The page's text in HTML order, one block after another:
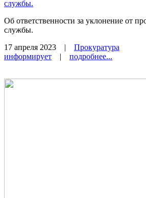
службы.
Об ответственности за уклонение от
службы.
17 апреля 2023 | Прокуратура
информирует | подробнее...